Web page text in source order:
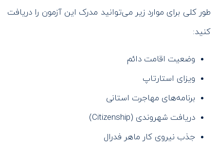
طور کلی برای موارد زیر می‌توانید مدرک این آزمون را دریافت
کنید:
وضعیت اقامت دائم
ویزای استارتاپ
برنامه‌های مهاجرت استانی
دریافت شهروندی (Citizenship)
جذب نیروی کار ماهر فدرال